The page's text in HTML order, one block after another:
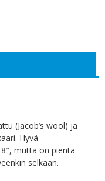
(Jacob’s wool) ja
Hyvä
mutta on pientä
selkään.